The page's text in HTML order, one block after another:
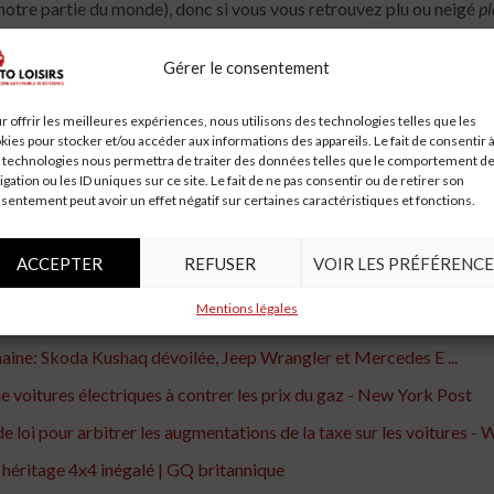
Gérer le consentement
offrir les meilleures expériences, nous utilisons des technologies telles que les
pour stocker et/ou accéder aux informations des appareils. Le fait de consentir à
technologies nous permettra de traiter des données telles que le comportement de
ou les ID uniques sur ce site. Le fait de ne pas consentir ou de retirer son
peut avoir un effet négatif sur certaines caractéristiques et fonctions.
ACCEPTER REFUSER VOIR LES
Mentions légales
partie du monde), donc si vous vous retrouvez plu ou neigé
véhicules électriques étaient vraiment meilleurs pour
de gâcher la fin: Oui, les véhicules électriques sont vraiment
pas choquante – de NIMBYism, un groupe de résidents
de leur quartier. Lisez à ce sujet dans
Texas
sur cette page pour aider les utilisateurs à fournir leurs
piano.io
les vélos et mettent en garde contre la « menace existentielle
Skoda Kushaq dévoilée, Jeep Wrangler et Mercedes E ...
électriques à contrer les prix du gaz - New York Post
loi pour arbitrer les augmentations de la taxe sur les voitures -
4x4 inégalé | GQ britannique